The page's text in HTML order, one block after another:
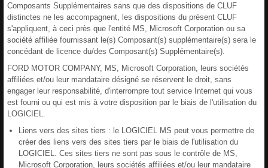
Composants Supplémentaires sans que des dispositions de CLUF
distinctes ne les accompagnent, les dispositions du présent CLUF
s'appliquent, à ceci près que l'entité MS, Microsoft Corporation ou sa
société affiliée fournissant le(s) Composant(s) supplémentaire(s) sera le
concédant de licence du/des Composant(s) Supplémentaire(s).
FORD MOTOR COMPANY, MS, Microsoft Corporation, leurs sociétés
affiliées et/ou leur mandataire désigné se réservent le droit, sans
engager leur responsabilité, d'interrompre tout service Internet qui vous
est fourni ou qui est mis à votre disposition par le biais de l'utilisation du
LOGICIEL.
Liens vers des sites tiers : le LOGICIEL MS peut vous permettre de
créer des liens vers des sites tiers par le biais de l'utilisation du
LOGICIEL. Ces sites tiers ne sont pas sous le contrôle de MS,
Microsoft Corporation, leurs sociétés affiliées et/ou leur mandataire